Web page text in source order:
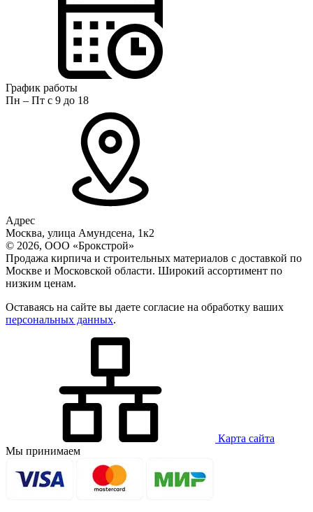
График работы
Пн – Пт с 9 до 18
Адрес
Москва, улица Амундсена, 1к2
© 2026, ООО «Брокстрой»
Продажа кирпича и строительных материалов с доставкой по
Москве и Московской области. Широкий ассортимент по
низким ценам.
Оставаясь на сайте вы даете согласие на обработку ваших
персональных данных.
Карта сайта
Мы принимаем